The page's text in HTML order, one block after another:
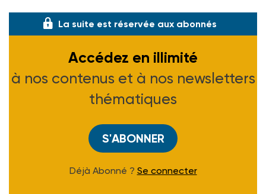
La suite est réservée aux abonnés
Accédez en illimité
à nos contenus et à nos newsletters
thématiques
S'ABONNER
Déjà Abonné ? Se connecter